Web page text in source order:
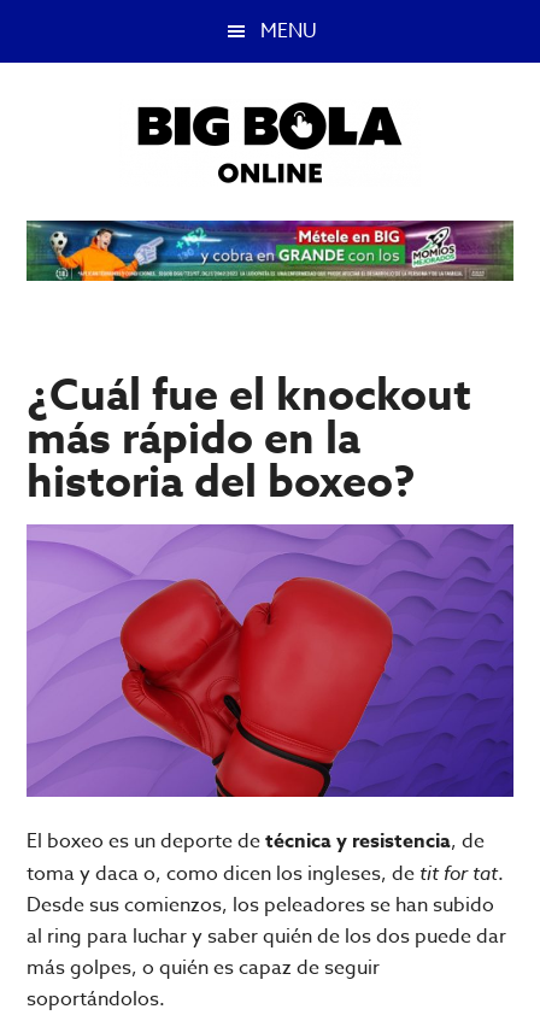
MENU
Big
Bola
mejor
del
deportivas.
¿Cuál fue el knockout
más rápido en la
historia del boxeo?
El boxeo es un deporte detécnica y resistencia, de
toma y daca o, como dicen los ingleses, de tit for tat.
Desde sus comienzos, los peleadores se han subido
al ring para luchar y saber quién de los dos puede dar
más golpes, o quién es capaz de seguir
soportándolos.